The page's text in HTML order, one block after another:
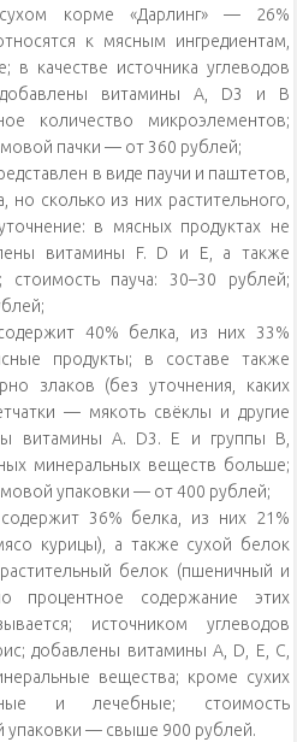
корме «Дарлинг» — 26%
к мясным ингредиентам,
в качестве источника углеводов
добавлены витамины A, D3 и B
количество микроэлементов;
пачки — от 360 рублей;
в виде паучи и паштетов,
но сколько из них растительного,
в мясных продуктах не
витамины F. D и E, а также
стоимость пауча: 30–30 рублей;
40% белка, из них 33%
продукты; в составе также
злаков (без уточнения, каких
— мякоть свёклы и другие
витамины A. D3. E и группы B,
минеральных веществ больше;
упаковки — от 400 рублей;
36% белка, из них 21%
курицы), а также сухой белок
белок (пшеничный и
процентное содержание этих
источником углеводов
добавлены витамины A, D, E, C,
вещества; кроме сухих
и лечебные; стоимость
упаковки — свыше 900 рублей.